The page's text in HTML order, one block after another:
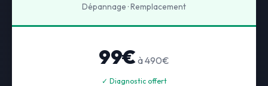
Dépannage · Remplacement
99€ à 490€
✓ Diagnostic offert